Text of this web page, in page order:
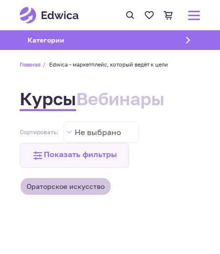
Открыть подменю
Категории
Главная Edwica - маркетплейс, который ведёт к цели
КурсыВебинары
Сортировать: Не выбрано
Показать фильтры
Ораторское искусство